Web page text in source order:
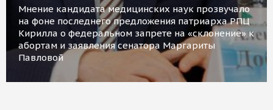
Мнение кандидата медицинских наук прозвучало
на фоне последнего предложения патриарха РПЦ
Кирилла о федеральном запрете на «склонение» к
абортам и заявления сенатора Маргариты
Павловой